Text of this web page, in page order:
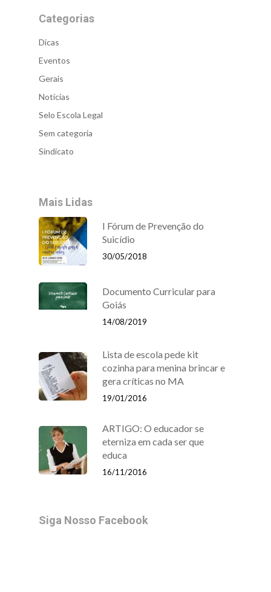
Categorias
Dicas
Eventos
Gerais
Notícias
Selo Escola Legal
Sem categoria
Sindicato
Mais Lidas
I Fórum de Prevenção do
Suicídio
30/05/2018
Documento Curricular para
Goiás
14/08/2019
Lista de escola pede kit
cozinha para menina brincar e
gera críticas no MA
19/01/2016
ARTIGO: O educador se
eterniza em cada ser que
educa
16/11/2016
Siga Nosso Facebook